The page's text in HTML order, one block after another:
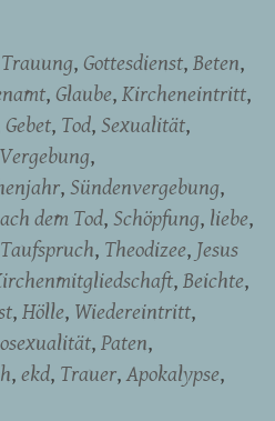
Trauung Gottesdienst Beten
Glaube Kircheneintritt
Gebet Tod Sexualität
Vergebung
Sündenvergebung
dem Tod Schöpfung liebe
Taufspruch Theodizee Jesus
Beichte
Hölle Wiedereintritt
Paten
ekd Trauer Apokalypse